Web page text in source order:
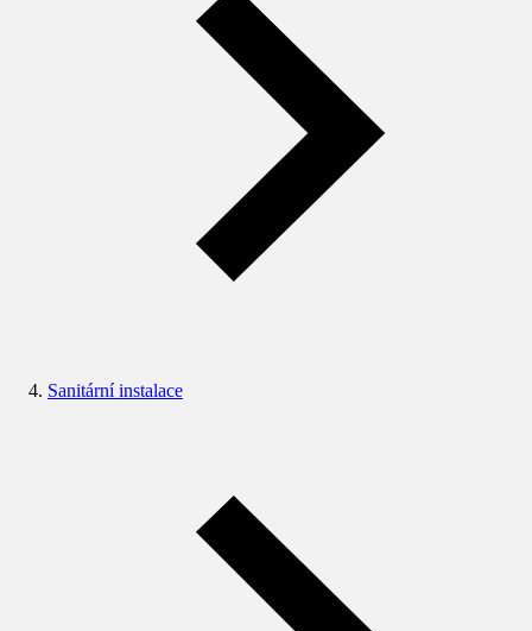
Sanitární instalace